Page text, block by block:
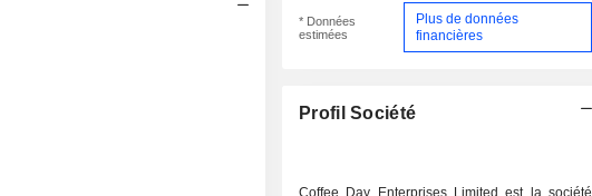
* Données
estimées
Plus de données
financières
Profil Société
Coffee Day Enterprises Limited est la société